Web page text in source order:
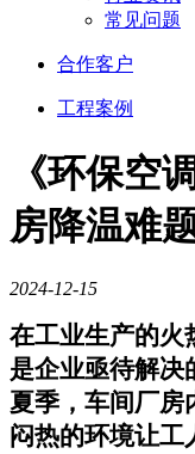
常见问题
合作客户
工程案例
《环保空
房降温难题
2024-12-15
在工业生产的火
是企业亟待解决
夏季，车间厂房
闷热的环境让工